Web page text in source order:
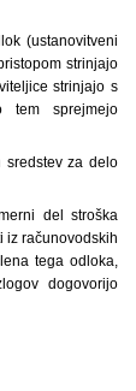
(ustanovitveni
strinjajo
strinjajo s
tem sprejmejo
sredstev za delo
del stroška
iz računovodskih
tega odloka,
dogovorijo